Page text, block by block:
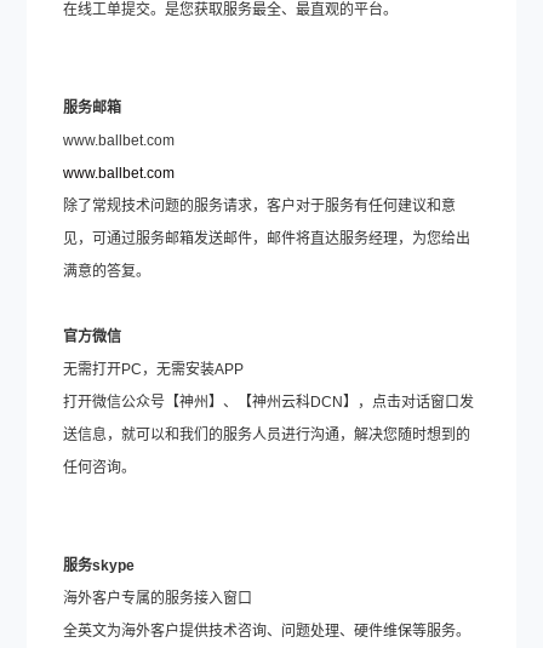
在线工单提交。是您获取服务最全、最直观的平台。
服务邮箱
www.ballbet.com
www.ballbet.com
除了常规技术问题的服务请求，客户对于服务有任何建议和意
见，可通过服务邮箱发送邮件，邮件将直达服务经理，为您给出
满意的答复。
官方微信
无需打开PC，无需安装APP
打开微信公众号【神州】、【神州云科DCN】，点击对话窗口发
送信息，就可以和我们的服务人员进行沟通，解决您随时想到的
任何咨询。
服务skype
海外客户专属的服务接入窗口
全英文为海外客户提供技术咨询、问题处理、硬件维保等服务。